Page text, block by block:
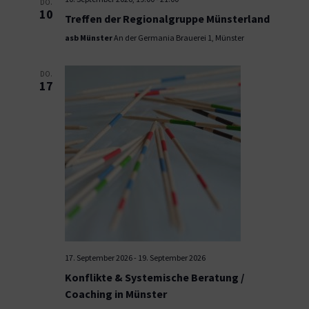
DO.
10 Treffen der Regionalgruppe Münsterland
asb MünsterAn der Germania Brauerei 1, Münster
DO.
17
17. September 2026- 19. September 2026
Konflikte & Systemische Beratung /
Coaching in Münster